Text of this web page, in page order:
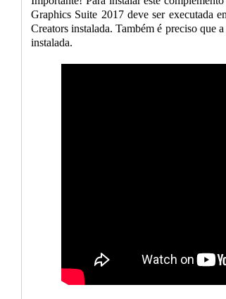
Graphics Suite 2017 deve ser executada
Creators instalada. Também é preciso
instalada.